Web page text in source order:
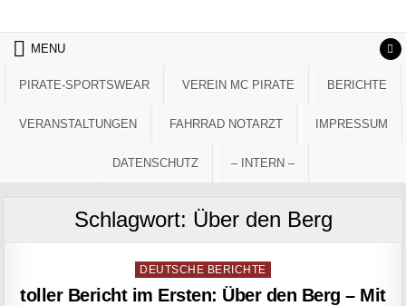
MENU
PIRATE-SPORTSWEAR VEREIN MC PIRATE BERICHTE
VERANSTALTUNGEN FAHRRAD NOTARZT IMPRESSUM
DATENSCHUTZ – INTERN –
Schlagwort: Über den Berg
Posted in
DEUTSCHE BERICHTE
toller Bericht im Ersten: Über den Berg – Mit